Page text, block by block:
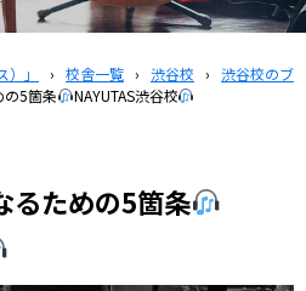
」 › 校舎一覧 › 渋谷校 › 渋谷校のブ
の5箇条 NAYUTAS渋谷校
るための5箇条